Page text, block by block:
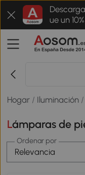
ue un
r pedido
Hogar / Iluminación /
Lámparas de
Ordenar por
Relevancia